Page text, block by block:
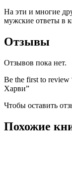
На эти и многие
мужские ответы в
Отзывы
Отзывов пока нет.
Be the first to
Харви”
Чтобы оставить
Похожие